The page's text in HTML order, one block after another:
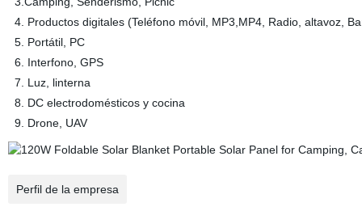
4. Productos digitales (Teléfono móvil, MP3,MP4, Radio, altavoz,
5. Portátil, PC
6. Interfono, GPS
7. Luz, linterna
8. DC electrodomésticos y cocina
9. Drone, UAV
Perfil de la empresa